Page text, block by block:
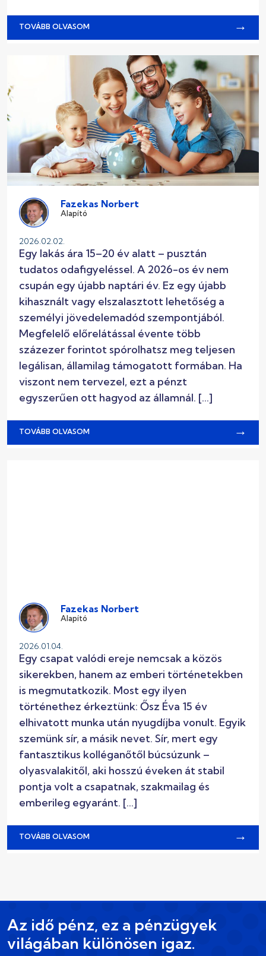
TOVÁBB OLVASOM →
Fazekas Norbert
Alapító
2026.02.02.
Egy lakás ára 15–20 év alatt – pusztán
tudatos odafigyeléssel. A 2026-os év nem
csupán egy újabb naptári év. Ez egy újabb
kihasznált vagy elszalasztott lehetőség a
személyi jövedelemadód szempontjából.
Megfelelő előrelátással évente több
százezer forintot spórolhatsz meg teljesen
legálisan, államilag támogatott formában. Ha
viszont nem tervezel, ezt a pénzt
egyszerűen ott hagyod az államnál. […]
TOVÁBB OLVASOM →
Fazekas Norbert
Alapító
2026.01.04.
Egy csapat valódi ereje nemcsak a közös
sikerekben, hanem az emberi történetekben
is megmutatkozik. Most egy ilyen
történethez érkeztünk: Ősz Éva 15 év
elhivatott munka után nyugdíjba vonult. Egyik
szemünk sír, a másik nevet. Sír, mert egy
fantasztikus kolléganőtől búcsúzunk –
olyasvalakitől, aki hosszú éveken át stabil
pontja volt a csapatnak, szakmailag és
emberileg egyaránt. […]
TOVÁBB OLVASOM →
Az idő pénz, ez a pénzügyek
világában különösen igaz.